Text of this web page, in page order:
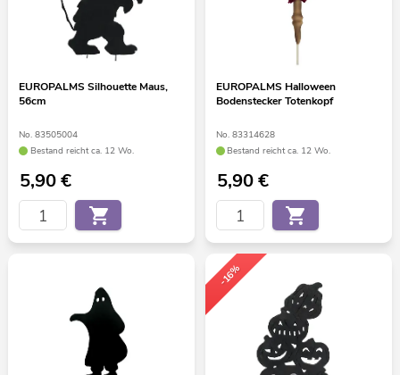
EUROPALMS Silhouette Maus,
56cm
No. 83505004
Bestand reicht ca. 12 Wo.
5,90€
EUROPALMS Halloween
Bodenstecker Totenkopf
No. 83314628
Bestand reicht ca. 12 Wo.
5,90€
-16%